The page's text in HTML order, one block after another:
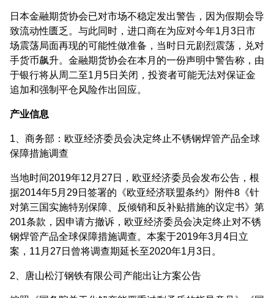
日本金融期货协会已对市场不稳定发出警告，因为假期会导
致流动性匮乏。与此同时，进口商在为应对今年1月3日市
场震荡局面再现的可能性做准备，当时日元剧烈震荡，兑对
手货币飙升。金融期货协会在本月的一份声明中警告称，由
于银行将从周二至1月5日关闭，投资者可能无法对保证金
追加和强制平仓风险作出回应。
产业信息
1、商务部：欧亚经济委员会决定终止不锈钢焊管产品全球
保障措施调查
当地时间2019年12月27日，欧亚经济委员会发布公告，根
据2014年5月29日签署的《欧亚经济联盟条约》附件8《针
对第三国实施特别保障、反倾销和反补贴措施的议定书》第
201条款，因申请方撤诉，欧亚经济委员会决定终止对不锈
钢焊管产品全球保障措施调查。本案于2019年3月4日立
案，11月27日曾将调查期延长至2020年1月3日。
2、唐山松汀钢铁有限公司产能出让方案公告